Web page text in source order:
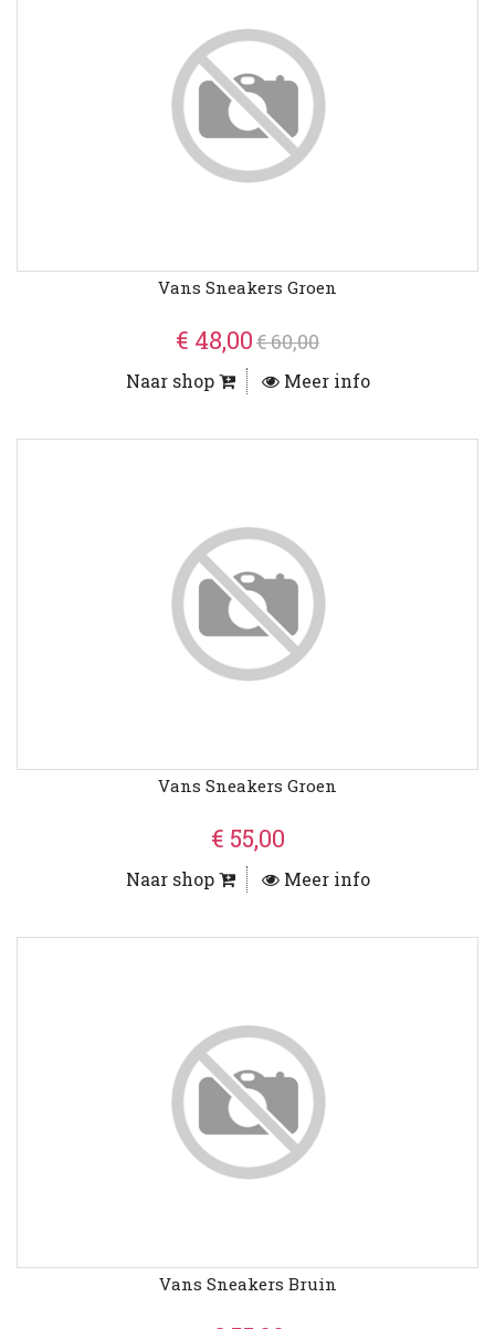
Vans Sneakers Groen
€ 48,00€ 60,00
Naar shop Meer info
Vans Sneakers Groen
€ 55,00
Naar shop Meer info
Vans Sneakers Bruin